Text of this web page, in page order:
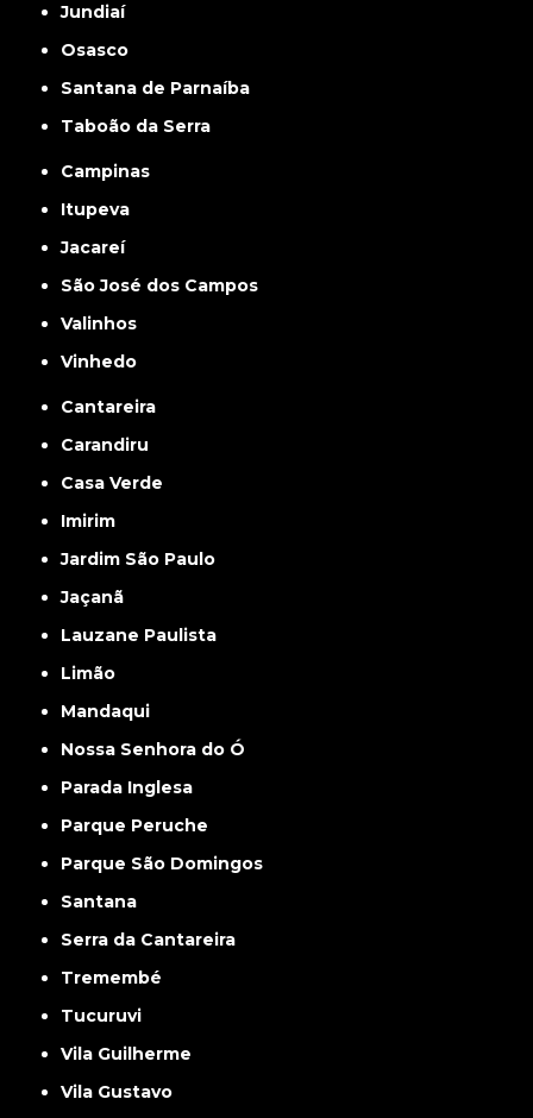
Jundiaí
Osasco
Santana de Parnaíba
Taboão da Serra
Campinas
Itupeva
Jacareí
São José dos Campos
Valinhos
Vinhedo
Cantareira
Carandiru
Casa Verde
Imirim
Jardim São Paulo
Jaçanã
Lauzane Paulista
Limão
Mandaqui
Nossa Senhora do Ó
Parada Inglesa
Parque Peruche
Parque São Domingos
Santana
Serra da Cantareira
Tremembé
Tucuruvi
Vila Guilherme
Vila Gustavo